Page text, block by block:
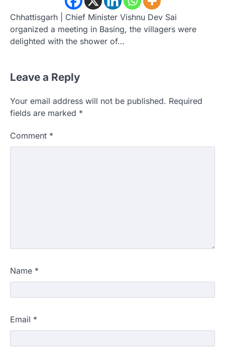
Chhattisgarh | Chief Minister Vishnu Dev Sai
organized a meeting in Basing, the villagers were
delighted with the shower of…
Leave a Reply
Your email address will not be published. Required
fields are marked *
Comment *
Name *
Email *